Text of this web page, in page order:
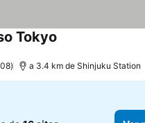
Tokyo
a 3.4 km de Shinjuku Station